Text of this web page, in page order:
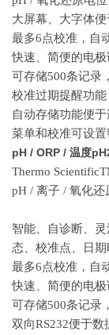
大屏幕、大字体
最多6点校准，自
快速、简便的电
可存储500条记录
校准过期提醒功能
自动存储功能便
菜单和校准可设
pH / ORP / 温度
Thermo
pH / 离子 / 氧化还
智能、自诊断、
态、校准点、日
最多6点校准，自
快速、简便的电
可存储500条记录
双向RS232便于数